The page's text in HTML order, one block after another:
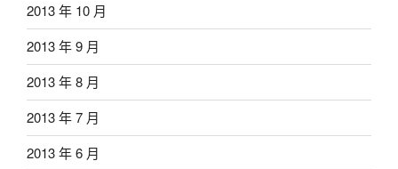
2013 年 10 月
2013 年 9 月
2013 年 8 月
2013 年 7 月
2013 年 6 月